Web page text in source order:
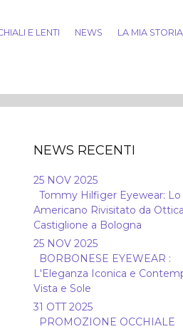
E LENTI NEWS LA MIA STORIA
NEWS RECENTI
25 NOV 2025
Tommy Hilfiger Eyewear: Lo
Americano Rivisitato da Ottica
Castiglione a Bologna
25 NOV 2025
BORBONESE EYEWEAR :
L'Eleganza Iconica e
Vista e Sole
31 OTT 2025
PROMOZIONE OCCHIALE